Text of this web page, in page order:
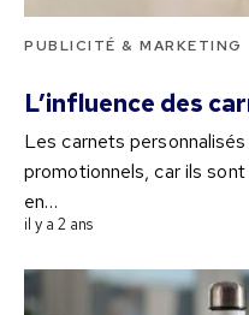
PUBLICITÉ & MARKETING
L’influence des
Les carnets
promotionnels, car ils
en…
il y a 2 ans